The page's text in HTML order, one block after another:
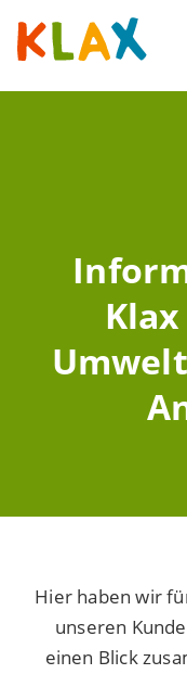
Hier haben wir
unseren
einen Blick